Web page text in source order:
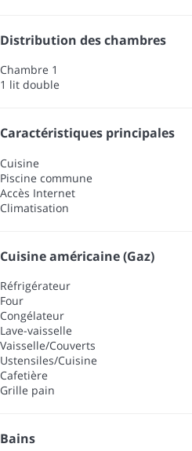
Distribution des chambres
Chambre 1
1 lit double
Caractéristiques principales
Cuisine
Piscine commune
Accès Internet
Climatisation
Cuisine américaine (Gaz)
Réfrigérateur
Four
Congélateur
Lave-vaisselle
Vaisselle/Couverts
Ustensiles/Cuisine
Cafetière
Grille pain
Bains